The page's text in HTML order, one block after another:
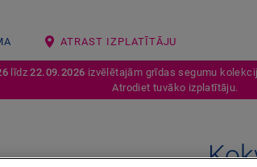
ATRAST IZPLATĪTĀJU
līdz22.09.2026 izvēlētajām grīdas segumu
Atrodiet tuvāko izplatītāju.